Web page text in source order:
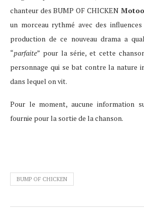
chanteur des BUMP OF CHICKEN
un morceau rythmé avec des
production de ce nouveau drama a
“parfaite” pour la série, et cette
personnage qui se bat contre la nature
dans lequel on vit.
Pour le moment, aucune information
fournie pour la sortie de la chanson.
BUMP OF CHICKEN